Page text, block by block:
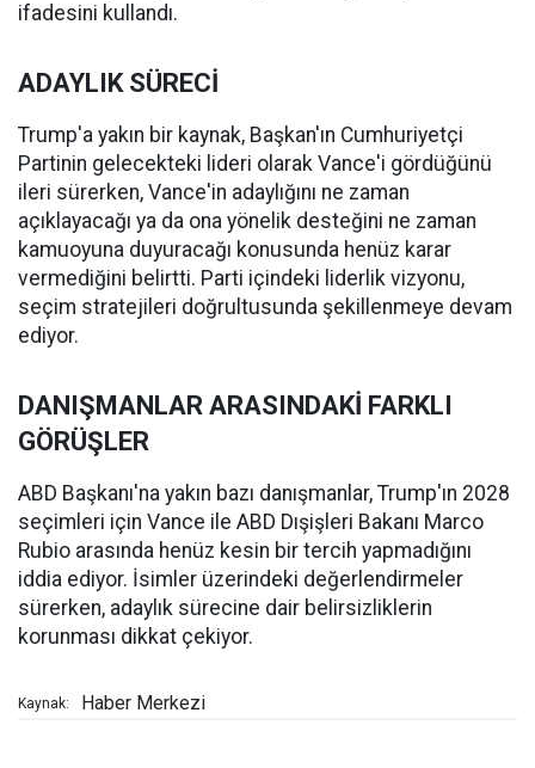
ifadesini kullandı.
ADAYLIK SÜRECİ
Trump'a yakın bir kaynak, Başkan'ın Cumhuriyetçi
Partinin gelecekteki lideri olarak Vance'i gördüğünü
ileri sürerken, Vance'in adaylığını ne zaman
açıklayacağı ya da ona yönelik desteğini ne zaman
kamuoyuna duyuracağı konusunda henüz karar
vermediğini belirtti. Parti içindeki liderlik vizyonu,
seçim stratejileri doğrultusunda şekillenmeye devam
ediyor.
DANIŞMANLAR ARASINDAKİ FARKLI
GÖRÜŞLER
ABD Başkanı'na yakın bazı danışmanlar, Trump'ın 2028
seçimleri için Vance ile ABD Dışişleri Bakanı Marco
Rubio arasında henüz kesin bir tercih yapmadığını
iddia ediyor. İsimler üzerindeki değerlendirmeler
sürerken, adaylık sürecine dair belirsizliklerin
korunması dikkat çekiyor.
Kaynak: Haber Merkezi